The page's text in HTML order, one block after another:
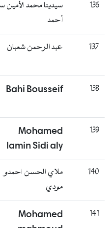
136
سيدينا محمد الأمين سيد
أحمد
137 عبد الرحمن شعبان
138
Bahi Bousseif
139
Mohamed
lamin Sidi aly
140
ملاي الحسن احمدو
مودي
141
Mohamed